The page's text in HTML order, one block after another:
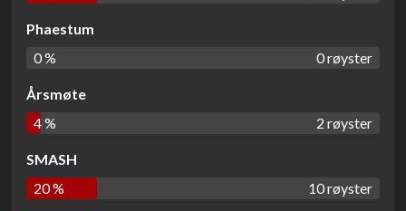
Phaestum
0 %
0 røyster
Årsmøte
4 %
2 røyster
SMASH
20 %
10 røyster